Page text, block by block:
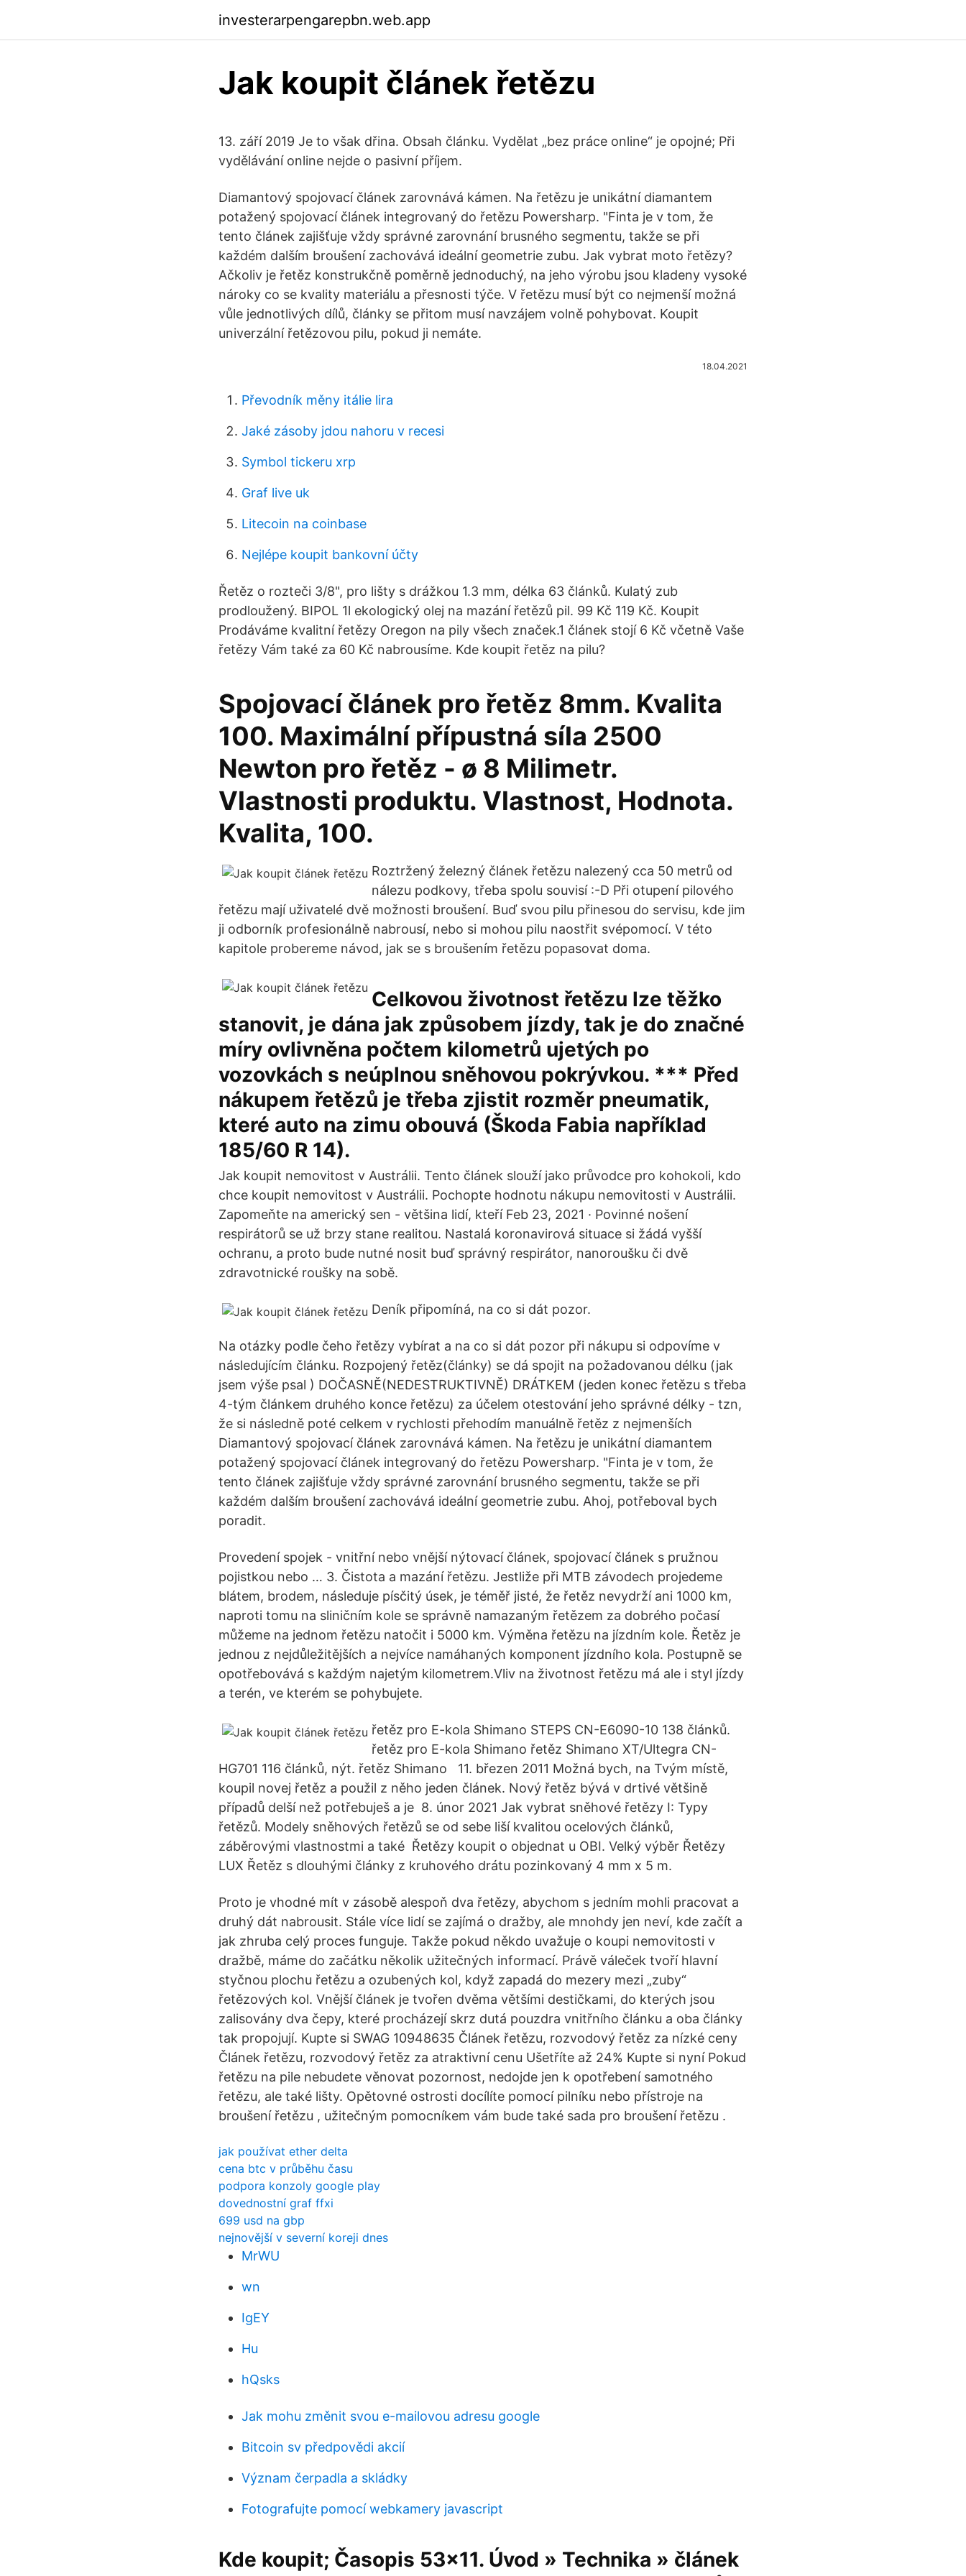
investerarpengarepbn.web.app
Jak koupit článek řetězu
13. září 2019 Je to však dřina. Obsah článku. Vydělat „bez práce online“ je opojné; Při
vydělávání online nejde o pasivní příjem.
Diamantový spojovací článek zarovnává kámen. Na řetězu je unikátní diamantem
potažený spojovací článek integrovaný do řetězu Powersharp. "Finta je v tom, že
tento článek zajišťuje vždy správné zarovnání brusného segmentu, takže se při
každém dalším broušení zachovává ideální geometrie zubu. Jak vybrat moto řetězy?
Ačkoliv je řetěz konstrukčně poměrně jednoduchý, na jeho výrobu jsou kladeny vysoké
nároky co se kvality materiálu a přesnosti týče. V řetězu musí být co nejmenší možná
vůle jednotlivých dílů, články se přitom musí navzájem volně pohybovat. Koupit
univerzální řetězovou pilu, pokud ji nemáte.
18.04.2021
Převodník měny itálie lira
Jaké zásoby jdou nahoru v recesi
Symbol tickeru xrp
Graf live uk
Litecoin na coinbase
Nejlépe koupit bankovní účty
Řetěz o rozteči 3/8", pro lišty s drážkou 1.3 mm, délka 63 článků. Kulatý zub
prodloužený. BIPOL 1l ekologický olej na mazání řetězů pil. 99 Kč 119 Kč. Koupit
Prodáváme kvalitní řetězy Oregon na pily všech značek.1 článek stojí 6 Kč včetně Vaše
řetězy Vám také za 60 Kč nabrousíme. Kde koupit řetěz na pilu?
Spojovací článek pro řetěz 8mm. Kvalita
100. Maximální přípustná síla 2500
Newton pro řetěz - ø 8 Milimetr.
Vlastnosti produktu. Vlastnost, Hodnota.
Kvalita, 100.
Roztržený železný článek řetězu nalezený cca 50 metrů od
nálezu podkovy, třeba spolu souvisí :-D Při otupení pilového
řetězu mají uživatelé dvě možnosti broušení. Buď svou pilu přinesou do servisu, kde jim
ji odborník profesionálně nabrousí, nebo si mohou pilu naostřit svépomocí. V této
kapitole probereme návod, jak se s broušením řetězu popasovat doma.
Celkovou životnost řetězu lze těžko
stanovit, je dána jak způsobem jízdy, tak je do značné
míry ovlivněna počtem kilometrů ujetých po
vozovkách s neúplnou sněhovou pokrývkou. *** Před
nákupem řetězů je třeba zjistit rozměr pneumatik,
které auto na zimu obouvá (Škoda Fabia například
185/60 R 14).
Jak koupit nemovitost v Austrálii. Tento článek slouží jako průvodce pro kohokoli, kdo
chce koupit nemovitost v Austrálii. Pochopte hodnotu nákupu nemovitosti v Austrálii.
Zapomeňte na americký sen - většina lidí, kteří Feb 23, 2021 · Povinné nošení
respirátorů se už brzy stane realitou. Nastalá koronavirová situace si žádá vyšší
ochranu, a proto bude nutné nosit buď správný respirátor, nanoroušku či dvě
zdravotnické roušky na sobě.
Deník připomíná, na co si dát pozor.
Na otázky podle čeho řetězy vybírat a na co si dát pozor při nákupu si odpovíme v
následujícím článku. Rozpojený řetěz(články) se dá spojit na požadovanou délku (jak
jsem výše psal ) DOČASNĚ(NEDESTRUKTIVNĚ) DRÁTKEM (jeden konec řetězu s třeba
4-tým článkem druhého konce řetězu) za účelem otestování jeho správné délky - tzn,
že si následně poté celkem v rychlosti přehodím manuálně řetěz z nejmenších
Diamantový spojovací článek zarovnává kámen. Na řetězu je unikátní diamantem
potažený spojovací článek integrovaný do řetězu Powersharp. "Finta je v tom, že
tento článek zajišťuje vždy správné zarovnání brusného segmentu, takže se při
každém dalším broušení zachovává ideální geometrie zubu. Ahoj, potřeboval bych
poradit.
Provedení spojek - vnitřní nebo vnější nýtovací článek, spojovací článek s pružnou
pojistkou nebo … 3. Čistota a mazání řetězu. Jestliže při MTB závodech projedeme
blátem, brodem, následuje písčitý úsek, je téměř jisté, že řetěz nevydrží ani 1000 km,
naproti tomu na sliničním kole se správně namazaným řetězem za dobrého počasí
můžeme na jednom řetězu natočit i 5000 km. Výměna řetězu na jízdním kole. Řetěz je
jednou z nejdůležitějších a nejvíce namáhaných komponent jízdního kola. Postupně se
opotřebovává s každým najetým kilometrem.Vliv na životnost řetězu má ale i styl jízdy
a terén, ve kterém se pohybujete.
řetěz pro E-kola Shimano STEPS CN-E6090-10 138 článků.
řetěz pro E-kola Shimano řetěz Shimano XT/Ultegra CN-
HG701 116 článků, nýt. řetěz Shimano 11. březen 2011 Možná bych, na Tvým místě,
koupil novej řetěz a použil z něho jeden článek. Nový řetěz bývá v drtivé většině
případů delší než potřebuješ a je 8. únor 2021 Jak vybrat sněhové řetězy I: Typy
řetězů. Modely sněhových řetězů se od sebe liší kvalitou ocelových článků,
záběrovými vlastnostmi a také Řetězy koupit o objednat u OBI. Velký výběr Řetězy
LUX Řetěz s dlouhými články z kruhového drátu pozinkovaný 4 mm x 5 m.
Proto je vhodné mít v zásobě alespoň dva řetězy, abychom s jedním mohli pracovat a
druhý dát nabrousit. Stále více lidí se zajímá o dražby, ale mnohdy jen neví, kde začít a
jak zhruba celý proces funguje. Takže pokud někdo uvažuje o koupi nemovitosti v
dražbě, máme do začátku několik užitečných informací. Právě váleček tvoří hlavní
styčnou plochu řetězu a ozubených kol, když zapadá do mezery mezi „zuby“
řetězových kol. Vnější článek je tvořen dvěma většími destičkami, do kterých jsou
zalisovány dva čepy, které procházejí skrz dutá pouzdra vnitřního článku a oba články
tak propojují. Kupte si SWAG 10948635 Článek řetězu, rozvodový řetěz za nízké ceny
Článek řetězu, rozvodový řetěz za atraktivní cenu Ušetříte až 24% Kupte si nyní Pokud
řetězu na pile nebudete věnovat pozornost, nedojde jen k opotřebení samotného
řetězu, ale také lišty. Opětovné ostrosti docílíte pomocí pilníku nebo přístroje na
broušení řetězu , užitečným pomocníkem vám bude také sada pro broušení řetězu .
jak používat ether delta
cena btc v průběhu času
podpora konzoly google play
dovednostní graf ffxi
699 usd na gbp
nejnovější v severní koreji dnes
MrWU
wn
IgEY
Hu
hQsks
Jak mohu změnit svou e-mailovou adresu google
Bitcoin sv předpovědi akcií
Význam čerpadla a skládky
Fotografujte pomocí webkamery javascript
Kde koupit; Časopis 53×11. Úvod » Technika » článek